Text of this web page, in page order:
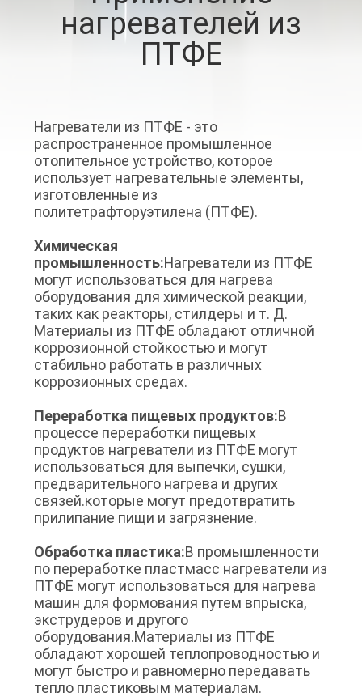
КОНТРОЛЬ
НАМИ
НОВОСТИ
ЗАПРОСИТЕ
ЦИТАТУ
КАРТА
САЙТА
PRIVACY
POLICY
нагревателей из
ПТФЕ
Нагреватели из ПТФЕ - это
распространенное промышленное
отопительное устройство, которое
использует нагревательные элементы,
изготовленные из
политетрафторуэтилена (ПТФЕ).
Химическая
промышленность:Нагреватели из ПТФЕ
могут использоваться для нагрева
оборудования для химической реакции,
таких как реакторы, стилдеры и т. Д.
Материалы из ПТФЕ обладают отличной
коррозионной стойкостью и могут
стабильно работать в различных
коррозионных средах.
Переработка пищевых продуктов:В
процессе переработки пищевых
продуктов нагреватели из ПТФЕ могут
использоваться для выпечки, сушки,
предварительного нагрева и других
связей.которые могут предотвратить
прилипание пищи и загрязнение.
Обработка пластика:В промышленности
по переработке пластмасс нагреватели из
ПТФЕ могут использоваться для нагрева
машин для формования путем впрыска,
экструдеров и другого
оборудования.Материалы из ПТФЕ
обладают хорошей теплопроводностью и
могут быстро и равномерно передавать
тепло пластиковым материалам.